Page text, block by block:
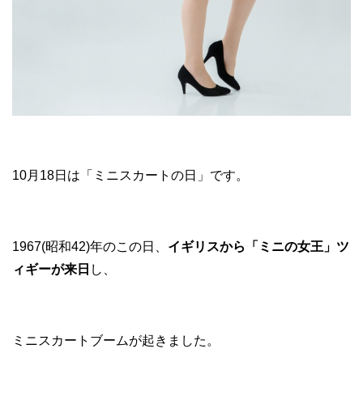
10月18日は「ミニスカートの日」です。
1967(昭和42)年のこの日、 イギリスから「ミニの女王」ツ
ィギーが来日 し、
ミニスカートブームが起きました。